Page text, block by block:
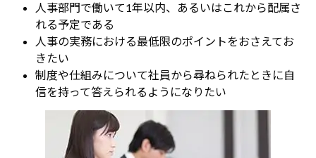
人事部門で働いて1年以内、あるいはこれから配属さ
れる予定である
人事の実務における最低限のポイントをおさえてお
きたい
制度や仕組みについて社員から尋ねられたときに自
信を持って答えられるようになりたい